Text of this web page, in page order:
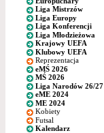
Liga Mistrzów
Liga Europy
Liga Konferencji
Liga Młodzieżowa
Krajowy UEFA
Klubowy UEFA
Reprezentacja
eMŚ 2026
MŚ 2026
Liga Narodów 26/27
eME 2024
ME 2024
Kobiety
Futsal
Kalendarz